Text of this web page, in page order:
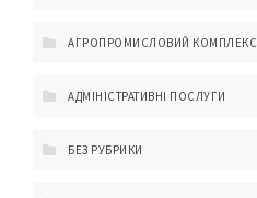
АГРОПРОМИСЛОВИЙ КОМПЛЕКС
АДМІНІСТРАТИВНІ ПОСЛУГИ
БЕЗ РУБРИКИ